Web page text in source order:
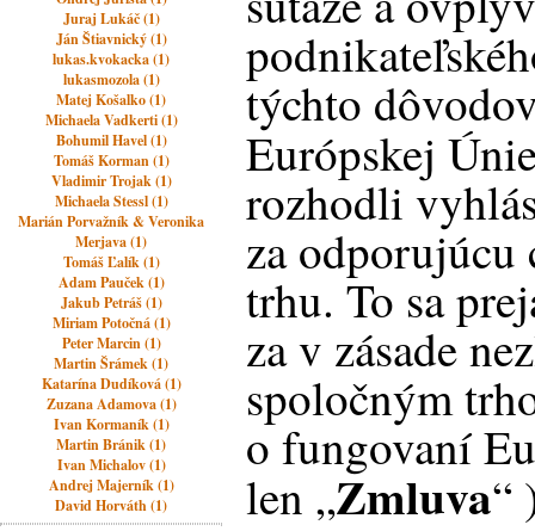
Juraj Lukáč (1)
Ján Štiavnický (1)
lukas.kvokacka (1)
lukasmozola (1)
Matej Košalko (1)
Michaela Vadkerti (1)
Bohumil Havel (1)
Tomáš Korman (1)
Vladimir Trojak (1)
Michaela Stessl (1)
Marián Porvažník & Veronika
Merjava (1)
Tomáš Ľalík (1)
Adam Pauček (1)
Jakub Petráš (1)
Miriam Potočná (1)
Peter Marcin (1)
Martin Šrámek (1)
Katarína Dudíková (1)
Zuzana Adamova (1)
Ivan Kormaník (1)
Martin Bránik (1)
Ivan Michalov (1)
Andrej Majerník (1)
David Horváth (1)
týchto
Európskej
rozhodli
za odporujúcu
trhu. To sa
za v zásade
spoločným
o fungovaní
len „Zmluva“